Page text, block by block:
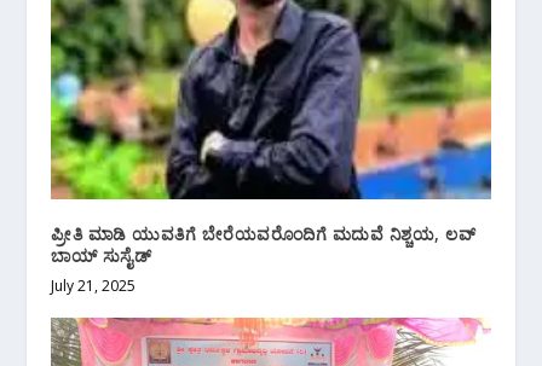
ಪ್ರೀತಿ ಮಾಡಿ ಯುವತಿಗೆ ಬೇರೆಯವರೊಂದಿಗೆ ಮದುವೆ ನಿಶ್ಚಯ, ಲವ್
ಬಾಯ್ ಸುಸೈಡ್
July 21, 2025